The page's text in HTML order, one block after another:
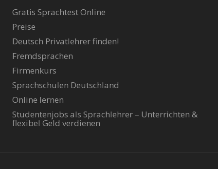
Gratis Sprachtest Online
Preise
Deutsch Privatlehrer finden!
Fremdsprachen
Firmenkurs
Sprachschulen Deutschland
Online lernen
Studentenjobs als Sprachlehrer – Unterrichten &
flexibel Geld verdienen